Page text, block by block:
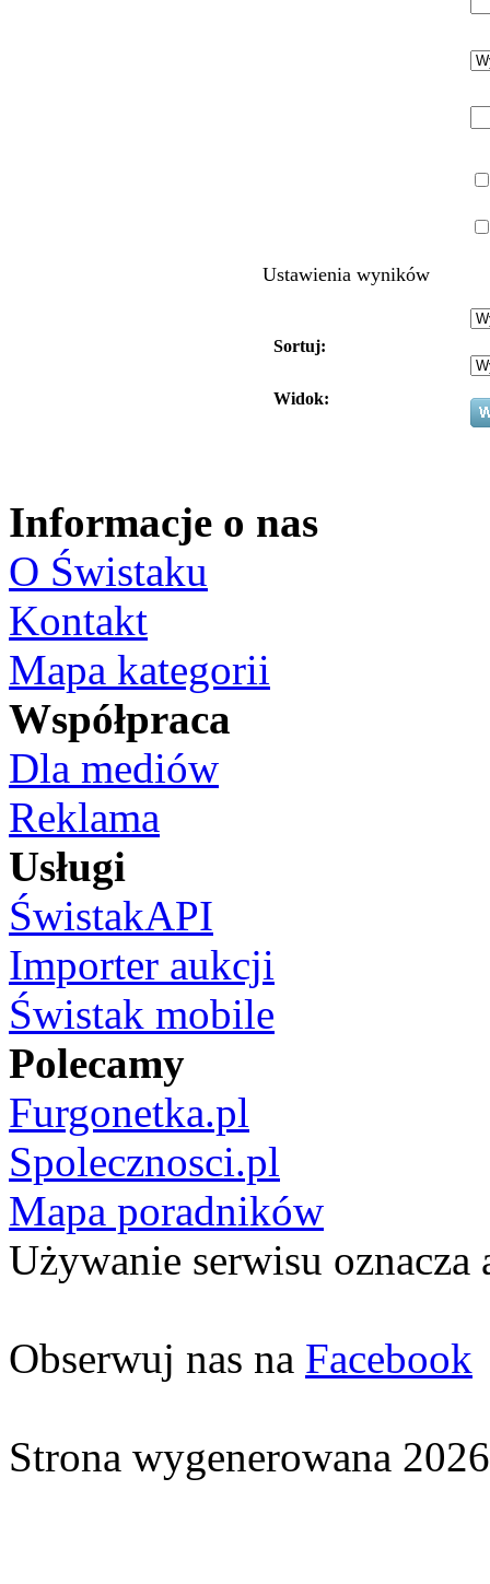
Ustawienia wyników
Sortuj:
Widok:
Informacje o nas
O Świstaku
Kontakt
Mapa kategorii
Współpraca
Dla mediów
Reklama
Usługi
ŚwistakAPI
Importer aukcji
Świstak mobile
Polecamy
Furgonetka.pl
Spolecznosci.pl
Mapa poradników
Używanie serwisu oznacza
Obserwuj nas na Facebook
Strona wygenerowana